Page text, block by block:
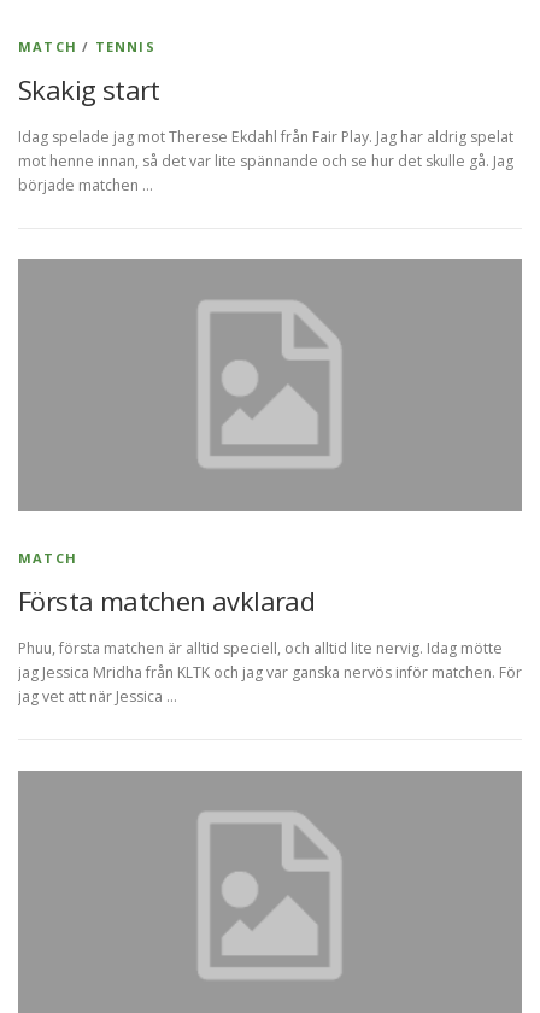
MATCH / TENNIS
Skakig start
Idag spelade jag mot Therese Ekdahl från Fair Play. Jag har aldrig spelat
mot henne innan, så det var lite spännande och se hur det skulle gå. Jag
började matchen …
MATCH
Första matchen avklarad
Phuu, första matchen är alltid speciell, och alltid lite nervig. Idag mötte
jag Jessica Mridha från KLTK och jag var ganska nervös inför matchen. För
jag vet att när Jessica …